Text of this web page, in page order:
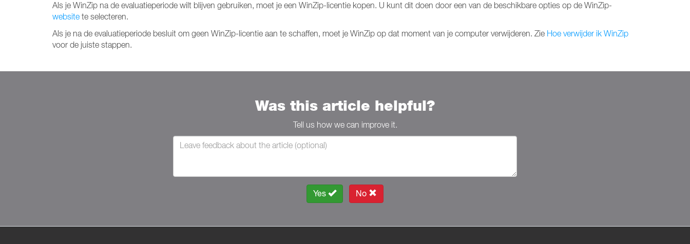
Als je WinZip na de evaluatieperiode wilt blijven gebruiken, moet je een WinZip-licentie kopen. U kunt dit doen door een van de beschikbare opties op de WinZip-
website te selecteren.
Als je na de evaluatieperiode besluit om geen WinZip-licentie aan te schaffen, moet je WinZip op dat moment van je computer verwijderen. Zie Hoe verwijder ik WinZip
voor de juiste stappen.
Was this article helpful?
Tell us how we can improve it.
Yes No